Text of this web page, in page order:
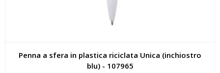
Penna a sfera in plastica riciclata Unica (inchiostro
blu) - 107965